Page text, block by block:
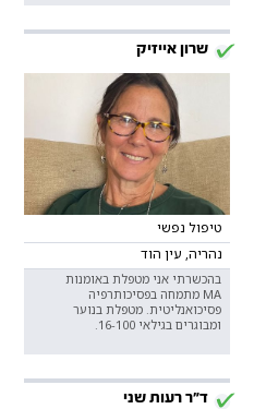
שרון אייזיק
טיפול נפשי
נהריה, עין הוד
בהכשרתי אני מטפלת באומנות
MA מתמחה בפסיכותרפיה
פסיכואנליטית. מטפלת בנוער
ומבוגרים בגילאי 16-100.
ד"ר רעות שני